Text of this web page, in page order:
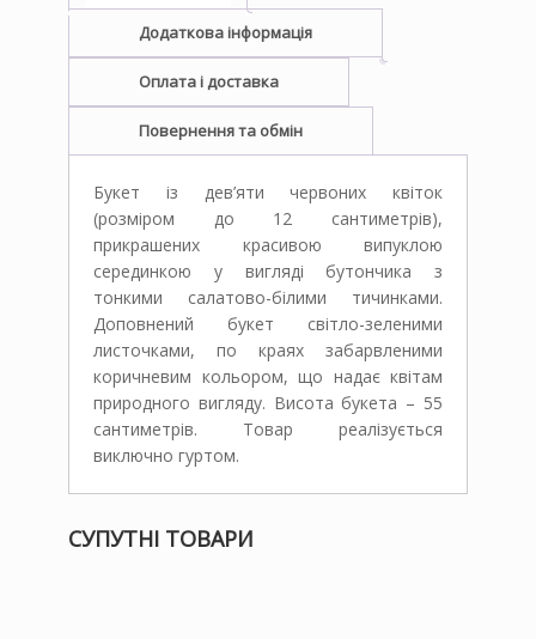
Додаткова інформація
Оплата і доставка
Повернення та обмін
Букет із дев’яти червоних квіток
(розміром до 12 сантиметрів),
прикрашених красивою випуклою
серединкою у вигляді бутончика з
тонкими салатово-білими тичинками.
Доповнений букет світло-зеленими
листочками, по краях забарвленими
коричневим кольором, що надає квітам
природного вигляду. Висота букета – 55
сантиметрів. Товар реалізується
виключно гуртом.
СУПУТНІ ТОВАРИ